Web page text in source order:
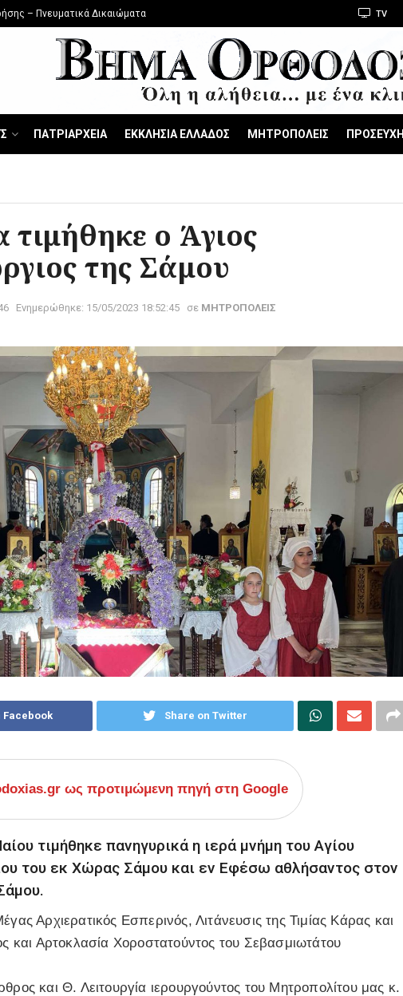
– Πνευματικά Δικαιώματα TV
ΠΑΤΡΙΑΡΧΕΙΑ ΕΚΚΛΗΣΙΑ ΕΛΛΑΔΟΣ ΜΗΤΡΟΠΟΛΕΙΣ ΠΡΟΣΕΥΧΗ
ο Άγιος
της Σάμου
Ενημερώθηκε: 15/05/2023 18:52:45 σε ΜΗΤΡΟΠΟΛΕΙΣ
Facebook Share on Twitter
ως προτιμώμενη πηγή στη Google
τιμήθηκε πανηγυρικά η ιερά μνήμη του Αγίου
του εκ Χώρας Σάμου και εν Εφέσω αθλήσαντος στον
Αρχιερατικός Εσπερινός, Λιτάνευσις της Τιμίας Κάρας και
και Αρτοκλασία Χοροστατούντος του Σεβασμιωτάτου
και Θ. Λειτουργία ιερουργούντος του Μητροπολίτου μας κ.